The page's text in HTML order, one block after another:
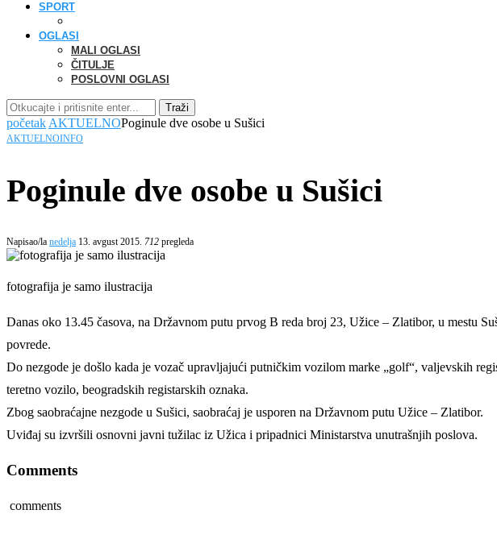
SPORT
OGLASI
MALI OGLASI
ČITULJE
POSLOVNI OGLASI
Traži
početak AKTUELNOPoginule dve osobe u Sušici
AKTUELNOINFO
Poginule dve osobe u Sušici
Napisao/la nedelja 13. avgust 2015. 712 pregleda
fotografija je samo ilustracija
Danas oko 13.45 časova, na Državnom putu prvog B reda broj 23, Užice – Zlatibor, u mestu
povrede.
Do nezgode je došlo kada je vozač upravljajući putničkim vozilom marke „golf“, valjevskih
teretno vozilo, beogradskih registarskih oznaka.
Zbog saobraćajne nezgode u Sušici, saobraćaj je usporen na Državnom putu Užice – Zlatibor.
Uviđaj su izvršili osnovni javni tužilac iz Užica i pripadnici Ministarstva unutrašnjih poslova.
Comments
comments